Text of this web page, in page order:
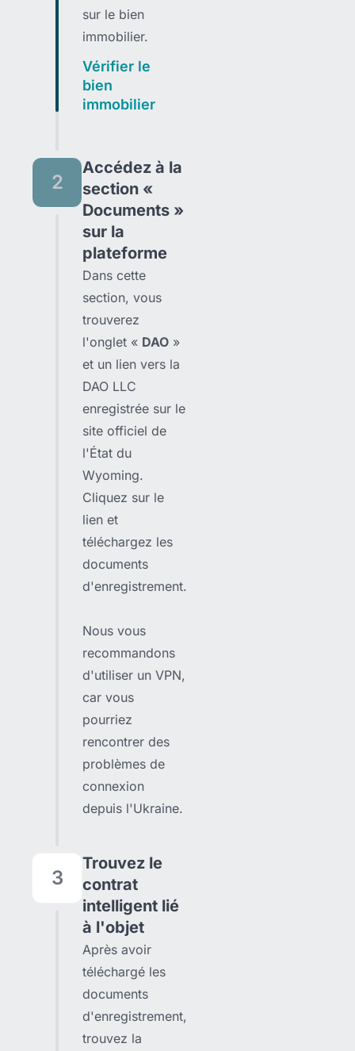
sur le bien
immobilier.
Vérifier le
bien
immobilier
2
Accédez à la
section «
Documents »
sur la
plateforme
Dans cette
section, vous
trouverez
l'onglet « DAO »
et un lien vers la
DAO LLC
enregistrée sur le
site officiel de
l'État du
Wyoming.
Cliquez sur le
lien et
téléchargez les
documents
d'enregistrement.
Nous vous
recommandons
d'utiliser un VPN,
car vous
pourriez
rencontrer des
problèmes de
connexion
depuis l'Ukraine.
3
Trouvez le
contrat
intelligent lié
à l'objet
Après avoir
téléchargé les
documents
d'enregistrement,
trouvez la